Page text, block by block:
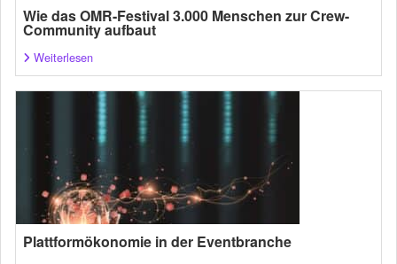
Wie das OMR-Festival 3.000 Menschen zur Crew-
Community aufbaut
Weiterlesen
Plattformökonomie in der Eventbranche